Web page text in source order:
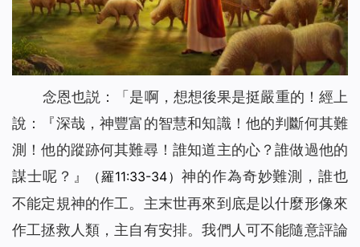
念恩也説：
「是啊，想想後果是挺嚴重的！經上
說：『深哉，神豐富的智慧和知識！他的判斷何其難
測！他的蹤跡何其難尋！誰知道主的心？誰做過他的
謀士呢？』
（羅11:33-34）神的作為奇妙難測，誰也
不能定規神的作工。主末世再來到底是以什麼形像來
作工拯救人類，主自有安排。我們人可不能隨意評論